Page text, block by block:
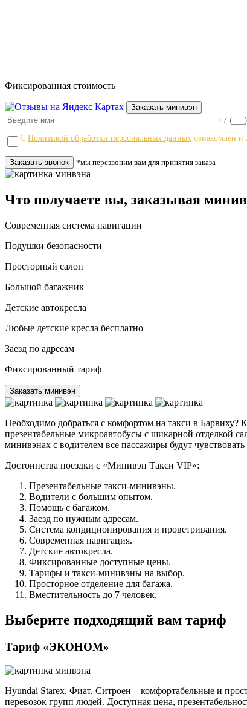
Фиксированная стоимость
Заказать минивэн
С Политикой обработки персональных данных ознакомлен и
*мы перезвоним вам для принятия заказа
Что получаете вы, заказывая
Современная система навигации
Подушки безопасности
Просторный салон
Большой багажник
Детские автокресла
Любые детские кресла бесплатно
Заезд по адресам
Фиксированный тариф
Заказать минивэн
Необходимо добраться с комфортом на такси в
презентабельные микроавтобусы с шикарной отделкой
минивэнах с водителем все пассажиры будут
Достоинства поездки с «Минивэн Такси VIP»:
Презентабельные такси-минивэны.
Водители с большим опытом.
Помощь с багажом.
Заезд по нужным адресам.
Система кондиционирования и проветривания.
Современная навигация.
Детские автокресла.
Фиксированные доступные цены.
Тарифы и такси-минивэны на выбор.
Просторное отделение для багажа.
Вместительность до 7 человек.
Выберите подходящий вам тариф
Тариф «ЭКОНОМ»
Hyundai Starex, Фиат, Ситроен – комфортабельные и
перевозок групп людей. Доступная цена,